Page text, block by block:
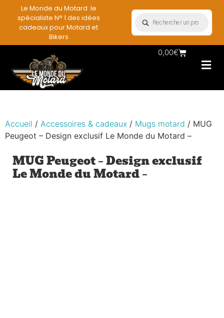
Le Monde du Motard le
spécialiste N° 1 des idées
cadeaux pour Motard et
Bikers
0,00€
Accueil / Accessoires & cadeaux / Mugs motard / MUG
Peugeot – Design exclusif Le Monde du Motard –
MUG Peugeot – Design exclusif
Le Monde du Motard –